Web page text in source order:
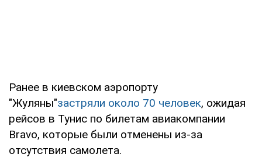
Ранее в киевском аэропорту
"Жуляны"застряли около 70 человек, ожидая
рейсов в Тунис по билетам авиакомпании
Bravo, которые были отменены из-за
отсутствия самолета.